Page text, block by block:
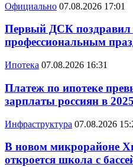
Официально 07.08.2026 17:01
Первый ДСК поздравил
профессиональным
Ипотека 07.08.2026 16:31
Платеж по ипотеке
зарплаты россиян в
Инфраструктура 07.08.2026
В новом микрорайоне
откроется школа с